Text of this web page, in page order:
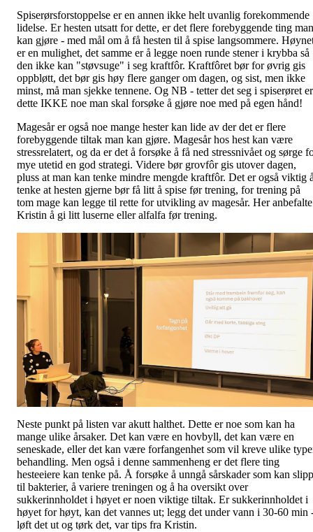
Spiserørsforstoppelse er en annen ikke helt uvanlig forekommende
lidelse. Er hesten utsatt for dette, er det flere forebyggende ting man
kan gjøre - med mål om å få hesten til å spise langsommere.
er en mulighet, det samme er å legge noen runde stener i krybba så
den ikke kan "støvsuge" i seg kraftfôr. Kraftfôret bør for øvrig gis
oppbløtt, det bør gis høy flere ganger om dagen, og sist, men ikke
minst, må man sjekke tennene. Og NB - tetter det seg i spiserøret er
dette IKKE noe man skal forsøke å gjøre noe med på egen hånd!
Magesår er også noe mange hester kan lide av der det er flere
forebyggende tiltak man kan gjøre. Magesår hos hest kan være
stressrelatert, og da er det å forsøke å få ned stressnivået og sørge
mye utetid en god strategi. Videre bør grovfôr gis utover dagen,
pluss at man kan tenke mindre mengde kraftfôr. Det er også viktig
tenke at hesten gjerne bør få litt å spise før trening, for trening på
tom mage kan legge til rette for utvikling av magesår. Her anbefalte
Kristin å gi litt luserne eller alfalfa før trening.
Neste punkt på listen var akutt halthet. Dette er noe som kan ha
mange ulike årsaker. Det kan være en hovbyll, det kan være en
seneskade, eller det kan være forfangenhet som vil kreve ulike
behandling. Men også i denne sammenheng er det flere ting
hesteeiere kan tenke på. Å forsøke å unngå sårskader som kan
til bakterier, å variere treningen og å ha oversikt over
sukkerinnholdet i høyet er noen viktige tiltak. Er sukkerinnholdet i
høyet for høyt, kan det vannes ut; legg det under vann i 30-60 min
løft det ut og tørk det, var tips fra Kristin.